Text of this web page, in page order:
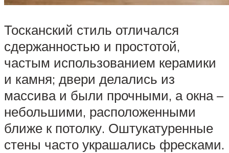
Тосканский стиль отличался
сдержанностью и простотой,
частым использованием керамики
и камня; двери делались из
массива и были прочными, а окна –
небольшими, расположенными
ближе к потолку. Оштукатуренные
стены часто украшались фресками.